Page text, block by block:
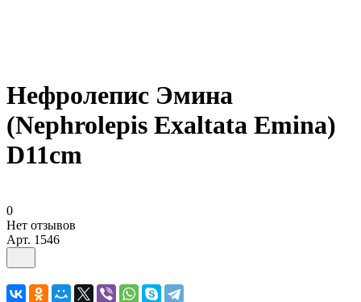
Нефролепис Эмина
(Nephrolepis Exaltata Emina)
D11cm
0
Нет отзывов
Арт. 1546